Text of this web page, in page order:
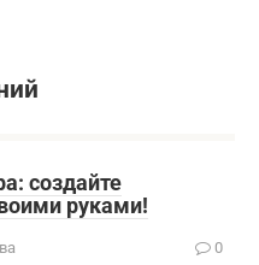
создайте
руками!
0